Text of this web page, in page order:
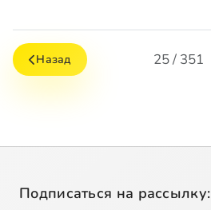
Назад 25 / 351
Подписаться на рассылку: